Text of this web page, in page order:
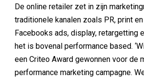
De online retailer zet in zijn
traditionele kanalen zoals PR, print
Facebooks ads, display, retargetting
het is bovenal performance based.
een Criteo Award gewonnen voor de
performance marketing campagne.